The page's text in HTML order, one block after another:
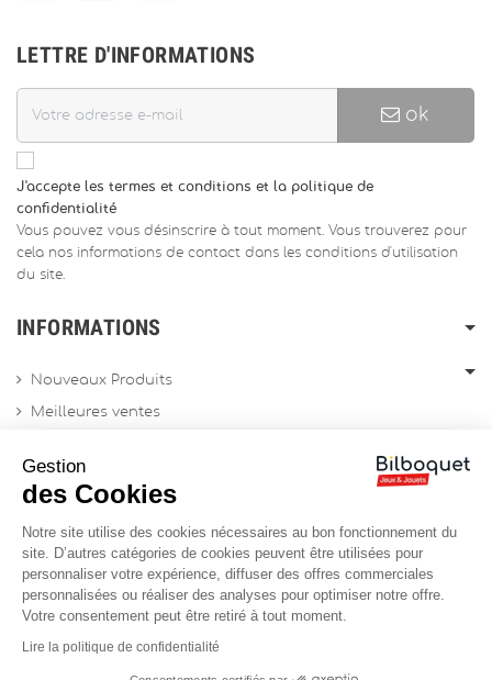
LETTRE D'INFORMATIONS
ok
J'accepte les termes et conditions et la politique de
confidentialité
Vous pouvez vous désinscrire à tout moment. Vous trouverez pour
cela nos informations de contact dans les conditions d'utilisation
du site.
INFORMATIONS
Nouveaux Produits
Meilleures ventes
Archives produits
Contactez-nous
Sitemap
Site Professionnel
Gestion
des Cookies
Notre site utilise des cookies nécessaires au bon fonctionnement du
site. D’autres catégories de cookies peuvent être utilisées pour
personnaliser votre expérience, diffuser des offres commerciales
personnalisées ou réaliser des analyses pour optimiser notre offre.
Votre consentement peut être retiré à tout moment.
Lire la politique de confidentialité